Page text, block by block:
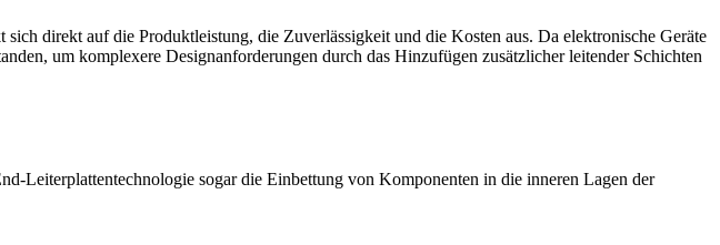
direkt auf die Produktleistung, die Zuverlässigkeit und die Kosten aus. Da elektronische Geräte
um komplexere Designanforderungen durch das Hinzufügen zusätzlicher leitender Schichten
Leiterplattentechnologie sogar die Einbettung von Komponenten in die inneren Lagen der